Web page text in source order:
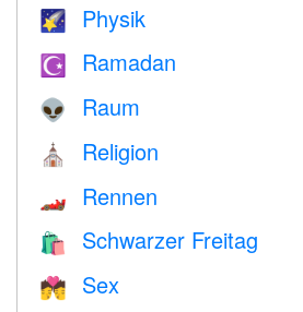
🌠 Physik
☪️ Ramadan
👽 Raum
⛪️ Religion
🏎 Rennen
🛍 Schwarzer Freitag
💏 Sex